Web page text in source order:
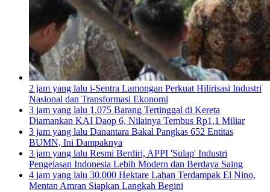
2 jam yang lalu i-Sentra Lamongan Perkuat Hilirisasi Industri
Nasional dan Transformasi Ekonomi
3 jam yang lalu 1.075 Barang Tertinggal di Kereta
Diamankan KAI Daop 6, Nilainya Tembus Rp1,1 Miliar
3 jam yang lalu Danantara Bakal Pangkas 652 Entitas
BUMN, Ini Dampaknya
3 jam yang lalu Resmi Berdiri, APPI 'Sulap' Industri
Pengelasan Indonesia Lebih Modern dan Berdaya Saing
4 jam yang lalu 30.000 Hektare Lahan Terdampak El Nino,
Mentan Amran Siapkan Langkah Begini